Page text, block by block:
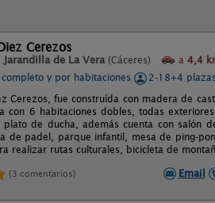
Cerezos
Jarandilla de La Vera (Cáceres) a 4,4
y por habitaciones
2-18+4 plazas
Cerezos, fue construída con madera de
con 6 habitaciones dobles, todas
plato de ducha, además cuenta con salón
de padel, parque infantil, mesa de ping-
realizar rutas culturales, bicicleta de
(3 comentarios) Email